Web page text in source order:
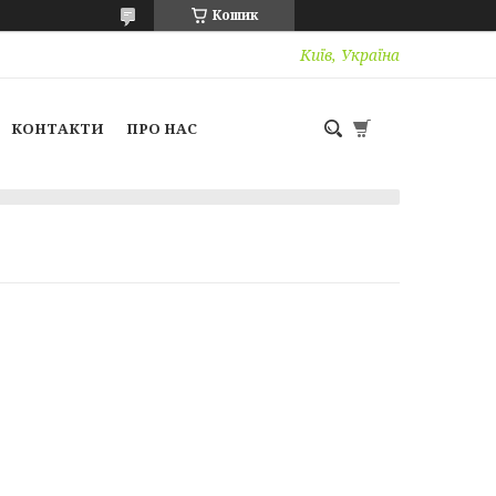
Кошик
Київ, Україна
КОНТАКТИ ПРО НАС